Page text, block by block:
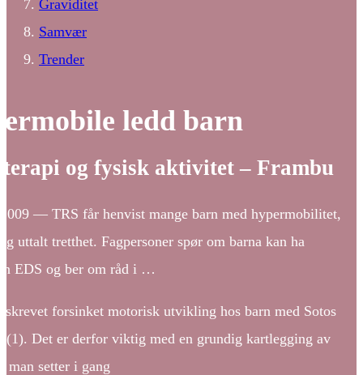
Graviditet
Samvær
Trender
ledd barn
og fysisk aktivitet – Frambu
— TRS får henvist mange barn med hypermobilitet,
uttalt tretthet. Fagpersoner spør om barna kan ha
EDS og ber om råd i …
forsinket motorisk utvikling hos barn med Sotos
(1). Det er derfor viktig med en grundig kartlegging av
man setter i gang